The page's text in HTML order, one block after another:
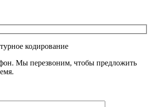
кодирование
Мы перезвоним, чтобы предложить